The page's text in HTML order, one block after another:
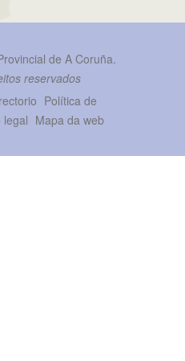
de A Coruña.
reservados
Política de
legal Mapa da web